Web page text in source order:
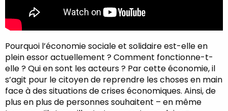
Pourquoi l’économie sociale et solidaire est-elle en
plein essor actuellement ? Comment fonctionne-t-
elle ? Qui en sont les acteurs ? Par cette économie, il
s’agit pour le citoyen de reprendre les choses en main
face à des situations de crises économiques. Ainsi, de
plus en plus de personnes souhaitent – en même